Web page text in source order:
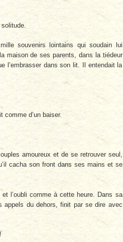
souvenirs lointains qui soudain lui
maison de ses parents, dans la tiédeur
l’embrasser dans son lit. Il entendait la
d’un baiser.
amoureux et de se retrouver seul,
cacha son front dans ses mains et se
l’oubli comme à cette heure. Dans sa
appels du dehors, finit par se dire avec